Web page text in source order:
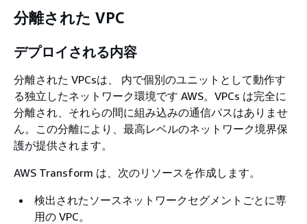
分離された VPC
デプロイされる内容
分離された VPCsは、 内で個別のユニットとして動作す
る独立したネットワーク環境です AWS。VPCs は完全に
分離され、それらの間に組み込みの通信パスはありませ
ん。この分離により、最高レベルのネットワーク境界保
護が提供されます。
AWS Transform は、次のリソースを作成します。
検出されたソースネットワークセグメントごとに専
用の VPC。